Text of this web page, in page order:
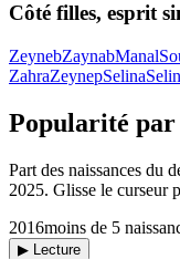
Côté filles, esprit
ZeynebZaynabManal
ZahraZeynepSelinaSelin
Popularité
Part des naissances du
2025. Glisse le curseur
2016moins de 5
▶ Lecture